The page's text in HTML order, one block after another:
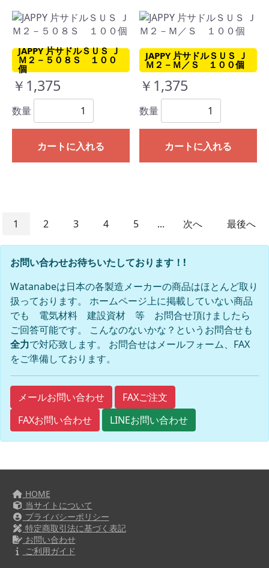
JAPPY 片サドルＳＵＳ Ｊ
Ｍ２－５０８Ｓ １００
個
￥1,375
数量
カートに入れる
JAPPY 片サドルＳＵＳ Ｊ
Ｍ２－Ｍ／Ｓ １００個
￥1,375
数量
カートに入れる
1 2 3 4 5 ... 次へ 最後へ
お問い合わせお待ちいたしております！!
Watanabeは日本の各製造メーカーの商品はほとんど取り
扱っております。 ホームページ上に掲載していない商品
でも 電気材料 建設資材 等 お問合せ頂けましたら
ご回答可能です。 こんなのないかな？というお問合せも
全力で対応致します。 お問合せはメールフォーム、FAX
をご準備しております。
メールお問い合わせ
FAXご注文
FAXお問い合わせ
LINEお問い合わせ
HOME
当サイトについて
プライバシーポリシー
特定商取引法に基づく表記
お問い合わせ
ご利用ガイド